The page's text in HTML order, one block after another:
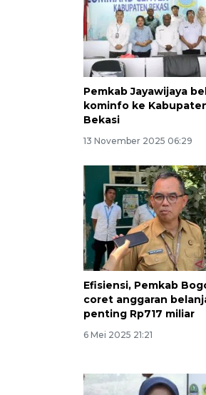
Pemkab Jayawijaya
kominfo ke
Bekasi
13 November 2025 06:29
Efisiensi, Pemkab
coret anggaran
penting Rp717 miliar
6 Mei 2025 21:21